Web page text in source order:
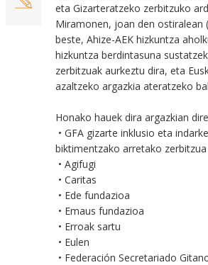
eta Gizarteratzeko zerbitzuko
Miramonen, joan den ostiralean
beste, Ahize-AEK hizkuntza
hizkuntza berdintasuna
zerbitzuak aurkeztu dira, eta
azaltzeko argazkia ateratzeko
Honako hauek dira argazkian
• GFA gizarte inklusio eta
biktimentzako arretako zerbitzua
• Agifugi
• Caritas
• Ede fundazioa
• Emaus fundazioa
• Erroak sartu
• Eulen
• Federación Secretariado